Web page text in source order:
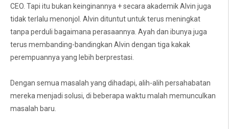
CEO. Tapi itu bukan keinginannya + secara akademik Alvin juga
tidak terlalu menonjol. Alvin dituntut untuk terus meningkat
tanpa perduli bagaimana perasaannya. Ayah dan ibunya juga
terus membanding-bandingkan Alvin dengan tiga kakak
perempuannya yang lebih berprestasi.
Dengan semua masalah yang dihadapi, alih-alih persahabatan
mereka menjadi solusi, di beberapa waktu malah memunculkan
masalah baru.